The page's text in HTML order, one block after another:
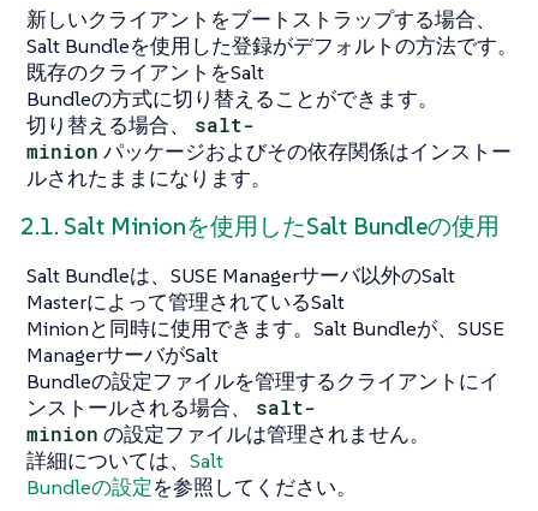
新しいクライアントをブートストラップする場合、
Salt Bundleを使用した登録がデフォルトの方法です。
既存のクライアントをSalt
Bundleの方式に切り替えることができます。
切り替える場合、
salt-
minion パッケージおよびその依存関係はインストー
ルされたままになります。
2.1. Salt Minionを使用したSalt Bundleの使用
Salt Bundleは、SUSE Managerサーバ以外のSalt
Masterによって管理されているSalt
Minionと同時に使用できます。Salt Bundleが、SUSE
ManagerサーバがSalt
Bundleの設定ファイルを管理するクライアントにイ
ンストールされる場合、
salt-
minion の設定ファイルは管理されません。
詳細については、 Salt
Bundleの設定を参照してください。